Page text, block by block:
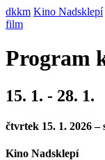
dkkm Kino Nadsklepí
film
Program
15. 1. - 28. 1.
čtvrtek 15. 1. 2026 –
Kino Nadsklepí